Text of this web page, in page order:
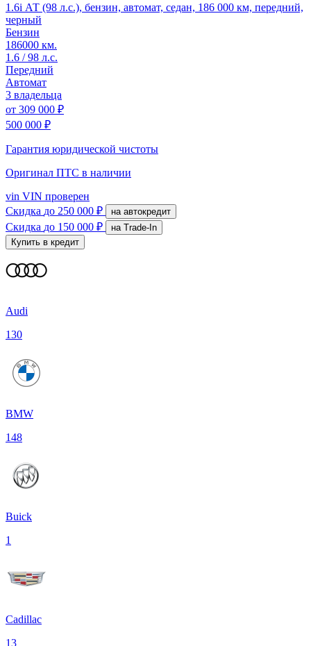
1.6i АТ (98 л.с.), бензин, автомат, седан, 186 000 км, передний,
черный
Бензин
186000 км.
1.6 / 98 л.с.
Передний
Автомат
3 владельца
от 309 000 ₽
500 000 ₽
Гарантия юридической чистоты
Оригинал ПТС в наличии
vin VIN проверен
Скидка до 250 000 ₽ на автокредит
Скидка до 150 000 ₽
на Trade-In
Купить в кредит
Audi
130
BMW
148
Buick
1
Cadillac
13